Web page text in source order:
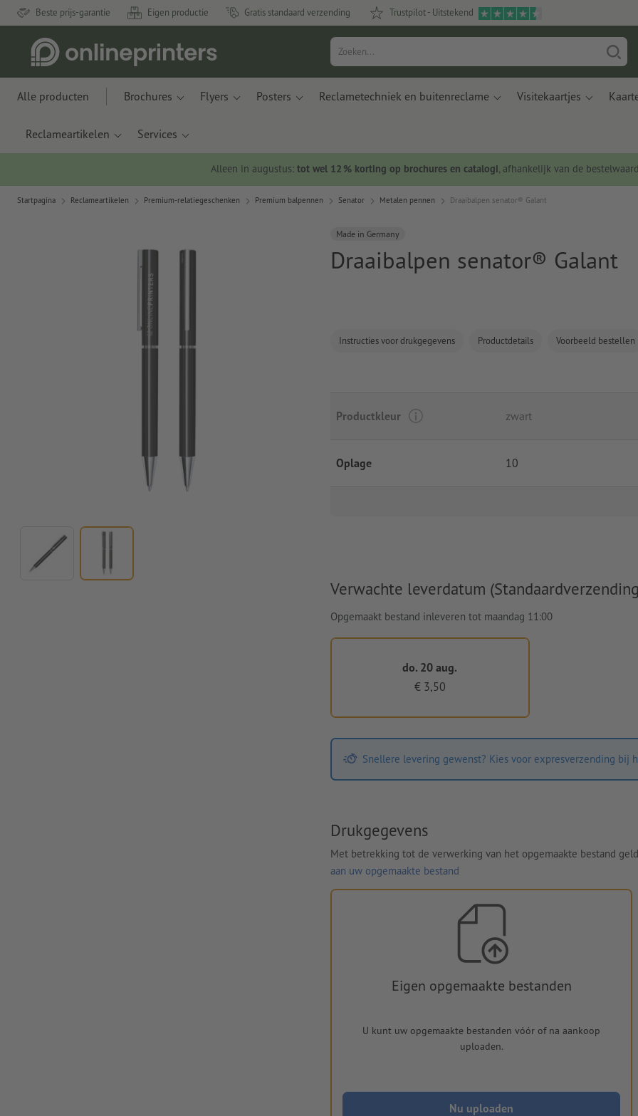
Beste prijs-garantie Eigen productie Gratis standaard verzending Trustpilot - Uitstekend
Alle producten Brochures Flyers Posters Reclametechniek en buitenreclame Visitekaartjes
Reclameartikelen Services
Alleen in augustus: tot wel 12 % korting op brochures en catalogi, afhankelijk van de
Startpagina Reclameartikelen Premium-relatiegeschenken Premium balpennen Senator Metalen pennen Draaibalpen senator® Galant
Made in Germany
Draaibalpen senator® Galant
Instructies voor drukgegevens Productdetails Voorbeeld bestellen
Productkleur zwart
Oplage 10
Verwachte leverdatum
Opgemaakt bestand inleveren tot maandag 11:00
do. 20 aug.
€ 3,50
Snellere levering gewenst? Kies voor expresverzending bij
Drukgegevens
Met betrekking tot de verwerking van het opgemaakte bestand
aan uw opgemaakte bestand
Eigen opgemaakte bestanden
U kunt uw opgemaakte bestanden vóór of na aankoop
uploaden.
Nu uploaden